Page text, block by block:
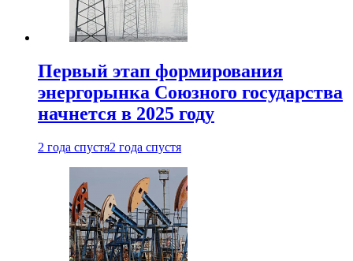
Первый этап формирования
энергорынка Союзного государства
начнется в 2025 году
2 года спустя2 года спустя